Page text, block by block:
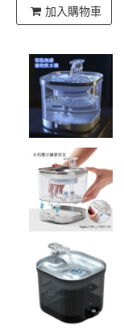
加入購物車